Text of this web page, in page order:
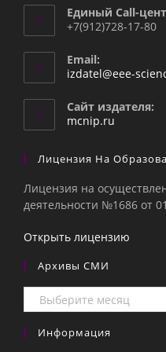
Единый Call-
+7(912)728-17-80
Email:
izdatel@eee-
Сайт издателя:
mcnip.ru
Лицензия На
Лицензия на
деятельности №1686 от
Открыть лицензию
Архивы СМИ
Архивы
СМИ
Информация